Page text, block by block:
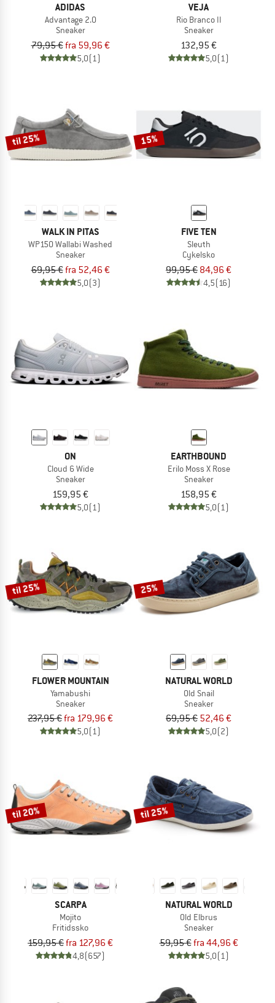
ADIDAS
Advantage 2.0
Sneaker
79,95 €fra 59,96 €
5,0(1)
VEJA
Rio Branco II
Sneaker
132,95 €
5,0(1)
til 25%
WALK IN PITAS
WP150 Wallabi Washed
Sneaker
69,95 €fra 52,46 €
5,0(3)
15%
FIVE TEN
Sleuth
Cykelsko
99,95 € 84,96 €
4,5(16)
ON
Cloud 6 Wide
Sneaker
159,95 €
5,0(1)
EARTHBOUND
Erilo Moss X Rose
Sneaker
158,95 €
5,0(1)
til 25%
FLOWER MOUNTAIN
Yamabushi
Sneaker
237,95 €fra 179,96 €
5,0(1)
25%
NATURAL WORLD
Old Snail
Sneaker
69,95 € 52,46 €
5,0(2)
til 20%
SCARPA
Mojito
Fritidssko
159,95 €fra 127,96 €
4,8(657)
til 25%
NATURAL WORLD
Old Elbrus
Sneaker
59,95 €fra 44,96 €
5,0(1)